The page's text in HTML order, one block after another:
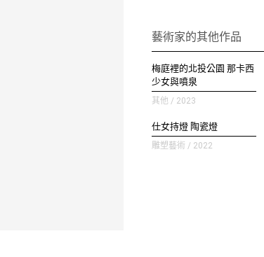
藝術家的其他作品
梅庭裡的北投公園 那卡西
少女與噴泉
其他 / 2023
仕女持燈 陶瓷燈
雕塑藝術 / 2022